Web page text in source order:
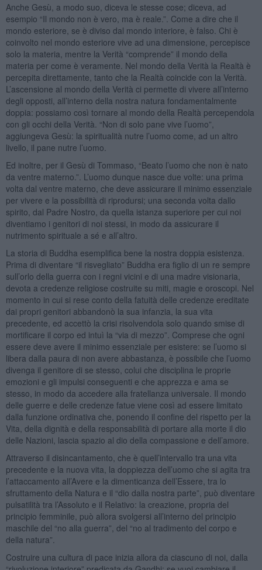
Anche Gesù, a modo suo, diceva le stesse cose; diceva, ad
esempio “Il mondo non è vero, ma è reale.”. Come a dire che il
mondo esteriore, se è diviso dal mondo interiore, è falso. Chi è
coinvolto nel mondo esteriore vive ad una dimensione, percepisce
solo la materia, mentre la Verità “comprende” il mondo della
materia per come è veramente. Nel mondo della Verità la Realtà è
percepita direttamente, tanto che la Realtà coincide con la Verità.
L’ascensione al mondo della Verità ci permette di vivere all’interno
degli opposti, all’interno della nostra natura fondamentalmente
doppia: possiamo così tornare al mondo della Realtà percependola
con gli occhi della Verità. “Non di solo pane vive l’uomo”,
aggiungeva Gesù: la spiritualità nutre l’uomo come, ad un altro
livello, il pane nutre l’uomo.
Ed inoltre, per il Gesù di Tommaso, “Beato l’uomo che non è nato
da ventre materno.”. L’uomo dunque nasce due volte: una prima
volta dal ventre materno, che deve assicurare il minimo essenziale
per vivere e la possibilità di riprodursi; una seconda volta dallo
spirito, dal Padre Nostro, da quella istanza superiore per cui noi
diventiamo i genitori di noi stessi, in modo da assicurare il
nutrimento spirituale a sé e all’altro.
La storia di Buddha esemplifica bene la nostra doppia esistenza.
Prima di diventare “il risvegliato” Buddha era figlio di un re sempre
sull’orlo della guerra con i regni vicini e di una madre visionaria,
devota a credenze religiose costruite su miti, magie e oroscopi. Nel
momento in cui si rese conto della fatuità delle credenze ereditate
dai propri genitori abbandonò la sua infanzia, la sua vita
precedente, ed accettò la crisi risolvendola solo quando smise di
mortificare il corpo ed intuì la “via di mezzo”. Comprese che ogni
essere deve avere il minimo essenziale per esistere: se l’uomo si
libera dalla paura di non avere abbastanza, è possibile che l’uomo
divenga il genitore di se stesso, colui che disciplina le proprie
emozioni e gli impulsi conseguenti e che apprezza e ama se
stesso, in modo da accedere alla fratellanza universale. Il mondo
delle guerre e delle credenze fatue viene così ad essere limitato
dalla funzione ordinativa che, ponendo il confine del rispetto per la
Vita, della dignità e della responsabilità di portare alla morte il dio
delle Nazioni, lascia spazio al dio della compassione e dell’amore.
Attraverso il disincantamento, che è quell’intervallo tra una vita
precedente e la nuova vita, la doppiezza dell’uomo che si agita tra
l’attaccamento all’Avere e la dimenticanza dell’Essere, tra lo
sfruttamento della Natura e il “dio dalla nostra parte”, può diventare
pulsatilità tra l’Assoluto e il Relativo: la creazione, propria del
principio femminile, può allora svolgersi all’interno del principio
maschile del “no alla guerra”, del “no al tradimento del corpo e
della natura”.
Costruire una cultura di pace inizia allora da ciascuno di noi, dalla